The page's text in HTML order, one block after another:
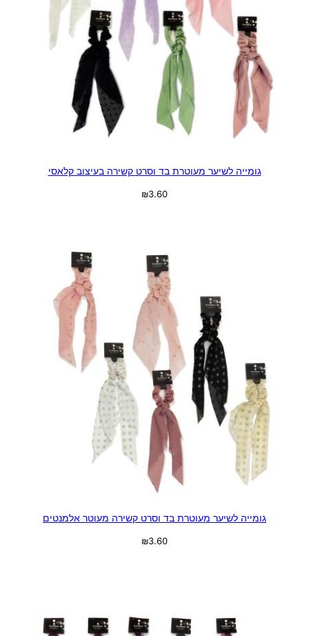
גומייה לשיער מעוטרת בד וסרט קשירה בעיצוב קלאסי
₪3.60
גומייה לשיער מעוטרת בד וסרט קשירה מעוטר אלמנטים
₪3.60